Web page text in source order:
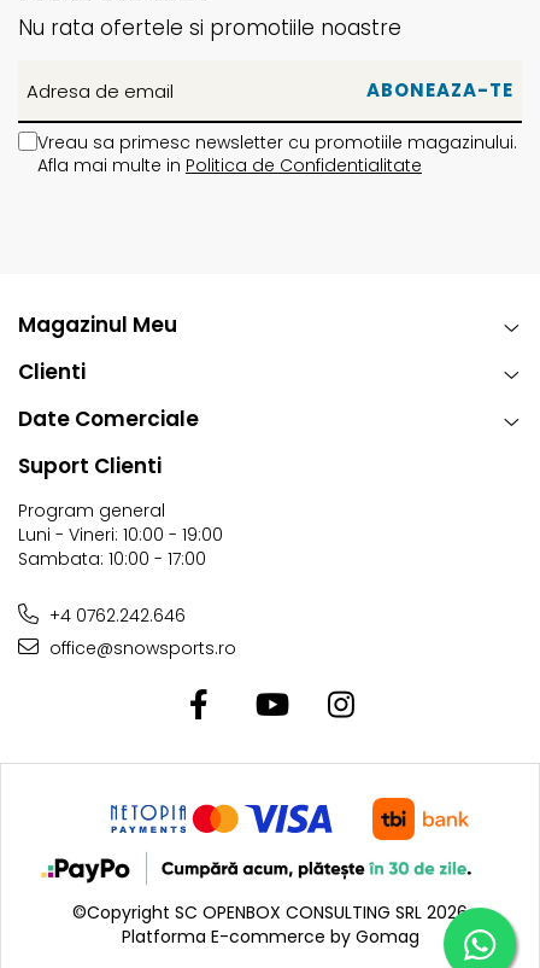
Nu rata ofertele si promotiile noastre
Vreau sa primesc newsletter cu promotiile magazinului.
Afla mai multe in Politica de Confidentialitate
Magazinul Meu
Clienti
Date Comerciale
Suport Clienti
Program general
Luni - Vineri: 10:00 - 19:00
Sambata: 10:00 - 17:00
+4 0762.242.646
office@snowsports.ro
©Copyright SC OPENBOX CONSULTING SRL 2026
Platforma E-commerce by Gomag